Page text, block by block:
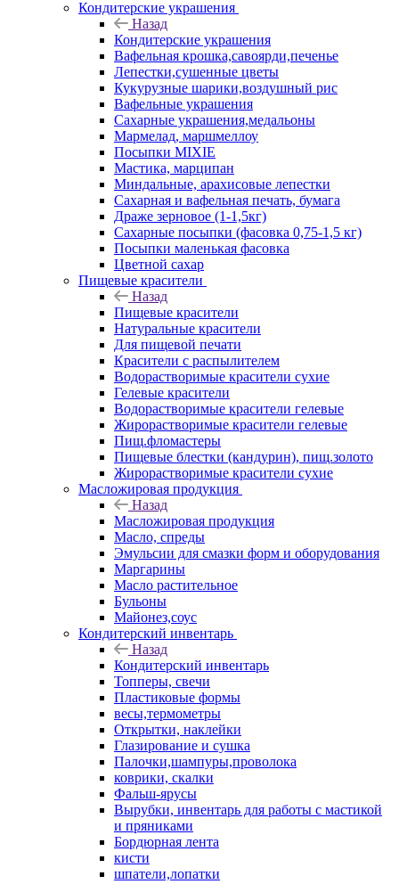
Кондитерские украшения
Назад
Кондитерские украшения
Вафельная крошка,савоярди,печенье
Лепестки,сушенные цветы
Кукурузные шарики,воздушный рис
Вафельные украшения
Сахарные украшения,медальоны
Мармелад, маршмеллоу
Посыпки MIXIE
Мастика, марципан
Миндальные, арахисовые лепестки
Сахарная и вафельная печать, бумага
Драже зерновое (1-1,5кг)
Сахарные посыпки (фасовка 0,75-1,5 кг)
Посыпки маленькая фасовка
Цветной сахар
Пищевые красители
Назад
Пищевые красители
Натуральные красители
Для пищевой печати
Красители с распылителем
Водорастворимые красители сухие
Гелевые красители
Водорастворимые красители гелевые
Жирорастворимые красители гелевые
Пищ.фломастеры
Пищевые блестки (кандурин), пищ.золото
Жирорастворимые красители сухие
Масложировая продукция
Назад
Масложировая продукция
Масло, спреды
Эмульсии для смазки форм и оборудования
Маргарины
Масло растительное
Бульоны
Майонез,соус
Кондитерский инвентарь
Назад
Кондитерский инвентарь
Топперы, свечи
Пластиковые формы
весы,термометры
Открытки, наклейки
Глазирование и сушка
Палочки,шампуры,проволока
коврики, скалки
Фальш-ярусы
Вырубки, инвентарь для работы с мастикой
и пряниками
Бордюрная лента
кисти
шпатели,лопатки